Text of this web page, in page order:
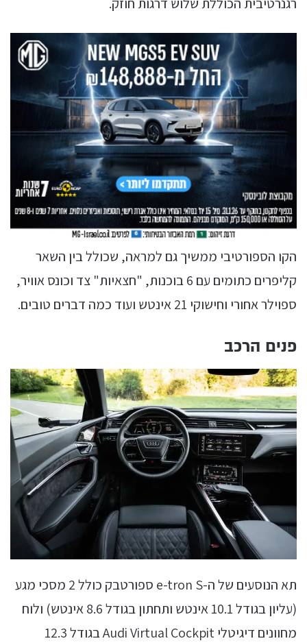
הקו הספורטיבי ממשיך גם למראה, שכולל בין השאר
קליפרים כתומים עם 6 בוכנות, "חצאיות" צד וכונס אוויר,
ספוילר אחורי וחישוקי 21 אינטש ועוד כמה דברים טובים.
פנים הרכב
תא הנוסעים של ה-e-tron S ספורטבק כולל 2 מסכי מגע
(עליון בגודל 10.1 אינטש ותחתון בגודל 8.6 אינטש) ולוח
מחוונים דיגיטלי Audi Virtual Cockpit בגודל 12.3